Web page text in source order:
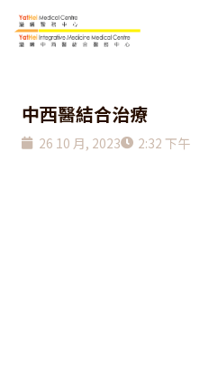
中西醫結合治療
26 10 月, 2023 2:32 下午